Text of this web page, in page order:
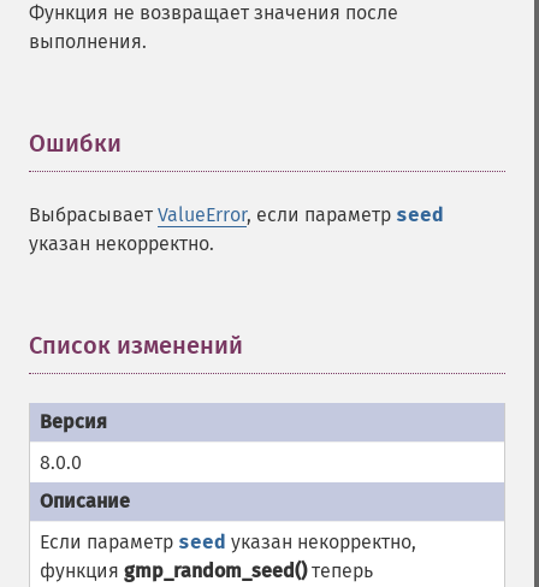
Функция не возвращает значения после
выполнения.
Ошибки
Выбрасывает ValueError, если параметр seed
указан некорректно.
Список изменений
8.0.0
Если параметр seed указан некорректно,
функция gmp_random_seed()теперь